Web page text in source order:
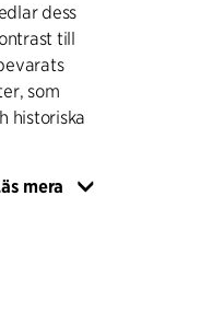
dess
till
som
historiska
med
mera